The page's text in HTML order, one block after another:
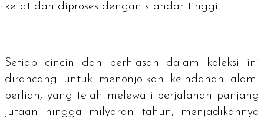
ketat dan diproses dengan standar tinggi.
Setiap cincin dan perhiasan dalam koleksi ini
dirancang untuk menonjolkan keindahan alami
berlian, yang telah melewati perjalanan panjang
jutaan hingga milyaran tahun, menjadikannya